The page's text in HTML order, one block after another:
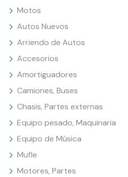
Motos
Autos Nuevos
Arriendo de Autos
Accesorios
Amortiguadores
Camiones, Buses
Chasis, Partes externas
Equipo pesado, Maquinaria
Equipo de Música
Mufle
Motores, Partes